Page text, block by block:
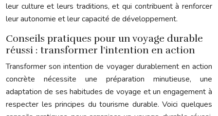
leur culture et leurs traditions, et qui contribuent à renforcer
leur autonomie et leur capacité de développement.
Conseils pratiques pour un voyage durable
réussi : transformer l’intention en action
Transformer son intention de voyager durablement en action
concrète nécessite une préparation minutieuse, une
adaptation de ses habitudes de voyage et un engagement à
respecter les principes du tourisme durable. Voici quelques